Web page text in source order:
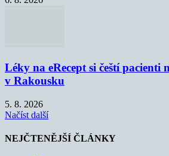
Léky na eRecept si čeští pacienti
v Rakousku
5. 8. 2026
Načíst další
NEJČTENĚJŠÍ ČLÁNKY